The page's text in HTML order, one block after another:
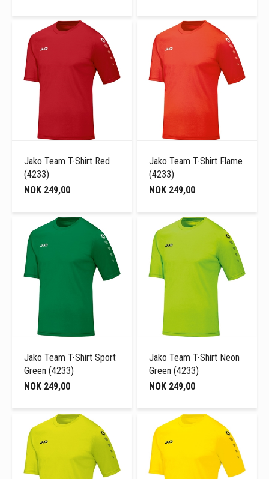
Jako Team T-Shirt Red
(4233)
NOK 249,00
Jako Team T-Shirt Flame
(4233)
NOK 249,00
Jako Team T-Shirt Sport
Green (4233)
NOK 249,00
Jako Team T-Shirt Neon
Green (4233)
NOK 249,00